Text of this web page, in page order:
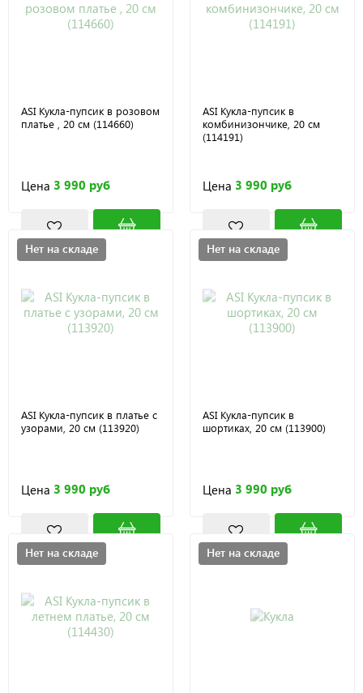
ASI Кукла-пупсик в розовом
платье , 20 см (114660)
Цена 3 990 руб
ASI Кукла-пупсик в
комбинизончике, 20 см
(114191)
Цена 3 990 руб
Нет на складе
ASI Кукла-пупсик в платье с
узорами, 20 см (113920)
Цена 3 990 руб
Нет на складе
ASI Кукла-пупсик в
шортиках, 20 см (113900)
Цена 3 990 руб
Нет на складе Нет на складе